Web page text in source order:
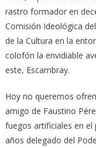
rastro formador en
Comisión Ideológica
de la Cultura en la
colofón la envidiable
este, Escambray.
Hoy no queremos
amigo de Faustino
fuegos artificiales en el
años delegado del